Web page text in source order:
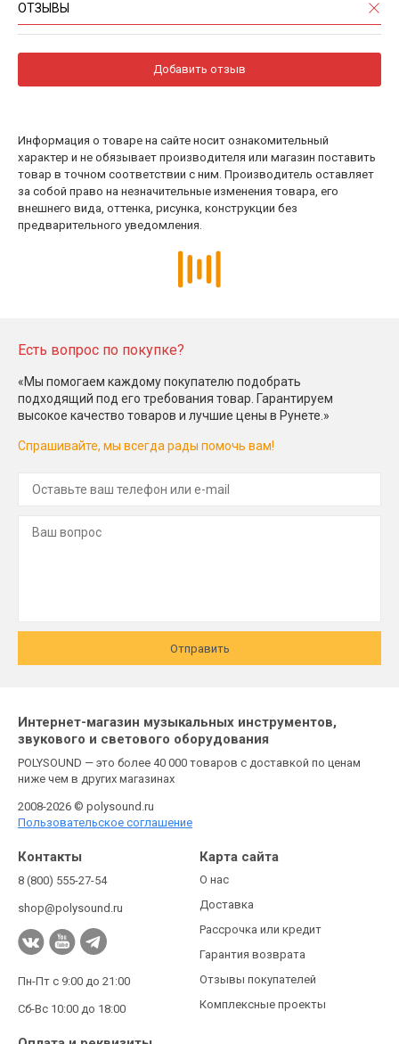
ОТЗЫВЫ
Добавить отзыв
Информация о товаре на сайте носит ознакомительный
характер и не обязывает производителя или магазин поставить
товар в точном соответствии с ним. Производитель оставляет
за собой право на незначительные изменения товара, его
внешнего вида, оттенка, рисунка, конструкции без
предварительного уведомления.
Есть вопрос по покупке?
«Мы помогаем каждому покупателю подобрать
подходящий под его требования товар. Гарантируем
высокое качество товаров и лучшие цены в Рунете.»
Спрашивайте, мы всегда рады помочь вам!
Отправить
Интернет-магазин музыкальных инструментов,
звукового и светового оборудования
POLYSOUND — это более 40 000 товаров с доставкой по ценам
ниже чем в других магазинах
2008-2026 © polysound.ru
Пользовательское соглашение
Контакты
8 (800) 555-27-54
shop@polysound.ru
Пн-Пт с 9:00 до 21:00
Сб-Вс 10:00 до 18:00
Карта сайта
О нас
Доставка
Рассрочка или кредит
Гарантия возврата
Отзывы покупателей
Комплексные проекты